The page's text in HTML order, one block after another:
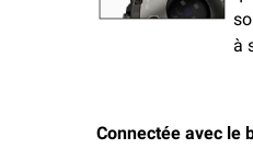
à
Connectée avec le